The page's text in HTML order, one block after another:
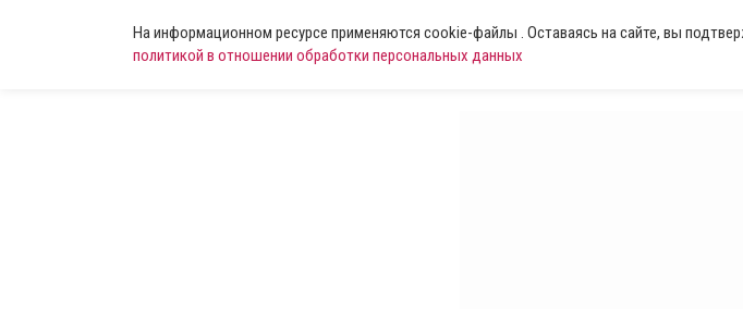
На информационном ресурсе применяются cookie-файлы . Оставаясь на сайте, вы
политикой в отношении обработки персональных данных